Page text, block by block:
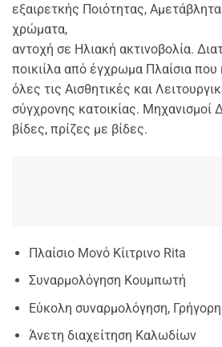
εξαιρετκής Ποιότητας, Αμετάβλητα
χρώματα,
αντοχή σε Ηλιακή ακτινοβολία.
ποικιίλα από έγχρωμα Πλαίσια
όλες τις Αισθητικές και
σύγχρονης κατοικίας. Μηχανισμοί
βίδες, πρίζες με βίδες.
Πλαίσιο Μονό Κίιτρινο Rita
Συναρμολόγηση Κουμπωτή
Εύκολη συναρμολόγηση,
Άνετη διαχείτηση Καλωδίων